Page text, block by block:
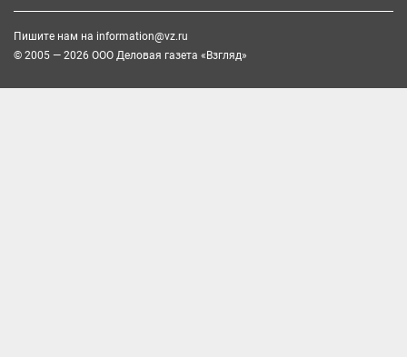
Пишите нам на information@vz.ru
© 2005 — 2026 ООО Деловая газета «Взгляд»